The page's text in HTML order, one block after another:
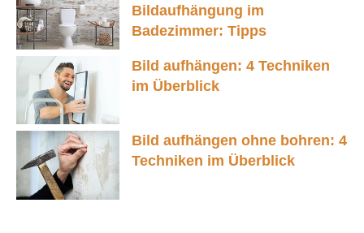
Bildaufhängung im
Badezimmer: Tipps
Bild aufhängen: 4 Techniken
im Überblick
Bild aufhängen ohne bohren: 4
Techniken im Überblick